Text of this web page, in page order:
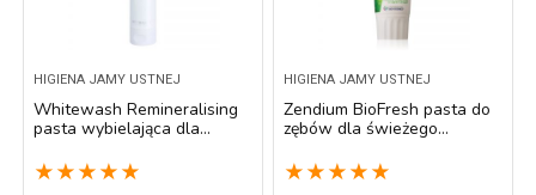
HIGIENA JAMY USTNEJ
Whitewash Remineralising
pasta wybielająca dla
★ ★ ★ ★ ★
HIGIENA JAMY USTNEJ
Zendium BioFresh pasta do
zębów dla świeżego
★ ★ ★ ★ ★